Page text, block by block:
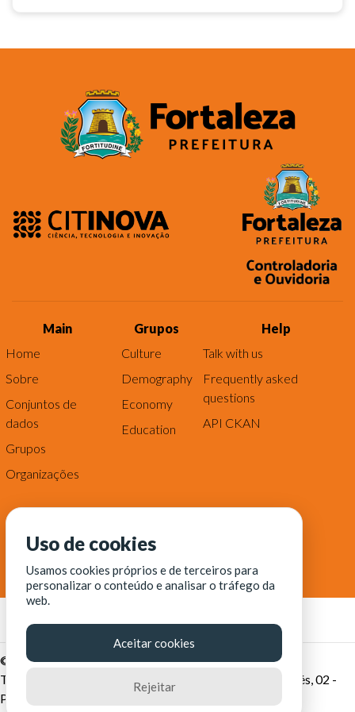
Main
Home
Sobre
Conjuntos de
dados
Grupos
Organizações
Grupos
Culture
Demography
Economy
Education
Help
Talk with us
Frequently asked
questions
API CKAN
© Fortaleza Digital || CITINOVA - Fundação de Ciência,
Tecnologia e Inovação de Fortaleza - Rua dos Tremembés, 02 -
Praia de Iracema - Fortaleza-CE
Uso de cookies
Usamos cookies próprios e de terceiros para
personalizar o conteúdo e analisar o tráfego da
web.
Aceitar cookies
Rejeitar